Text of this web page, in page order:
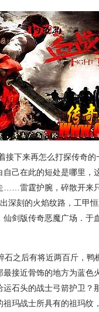
下来再怎么打探传奇的
己在此的短处是哪里，
……雷霆护腕，碎散开来
深刻的火焰纹路，工甲
剑版传奇恶魔广场．于
之后有将近两百斤，
接近骨饰的地方为蓝色
石头的战士弓箭护卫？
玛战士所具有的祖玛纹